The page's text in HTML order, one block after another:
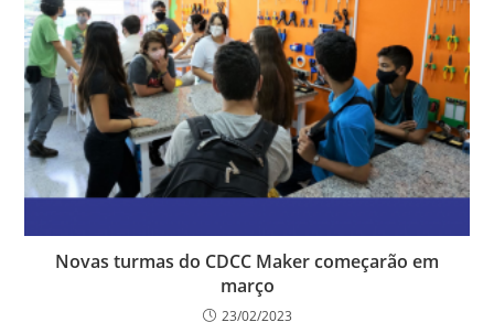
Novas turmas do CDCC Maker começarão em
março
23/02/2023